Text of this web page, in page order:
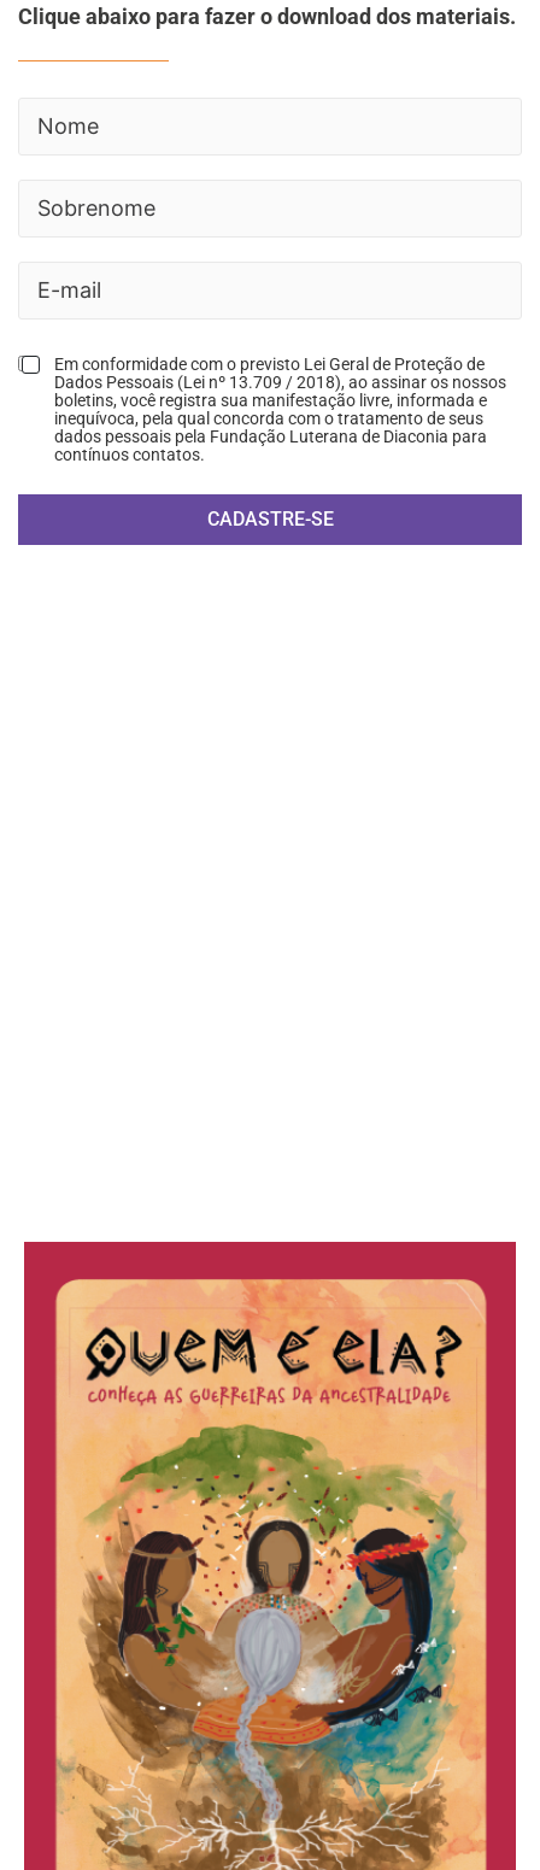
Clique abaixo para fazer o download dos materiais.
Em conformidade com o previsto Lei Geral de Proteção de
Dados Pessoais (Lei nº 13.709 / 2018), ao assinar os nossos
boletins, você registra sua manifestação livre, informada e
inequívoca, pela qual concorda com o tratamento de seus
dados pessoais pela Fundação Luterana de Diaconia para
contínuos contatos.
CADASTRE-SE